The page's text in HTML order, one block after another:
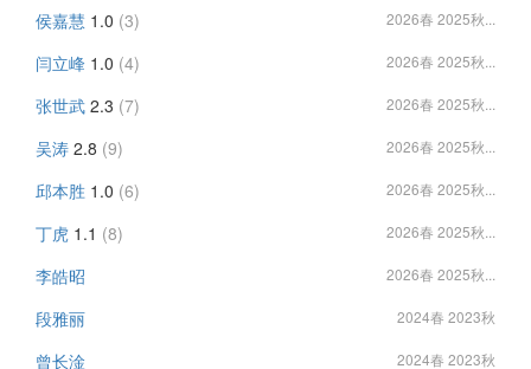
侯嘉慧 1.0 (3) 2026春 2025秋...
闫立峰 1.0 (4) 2026春 2025秋...
张世武 2.3 (7) 2026春 2025秋...
吴涛 2.8 (9) 2026春 2025秋...
邱本胜 1.0 (6) 2026春 2025秋...
丁虎 1.1 (8) 2026春 2025秋...
李皓昭 2026春 2025秋...
段雅丽 2024春 2023秋
曾长淦 2024春 2023秋